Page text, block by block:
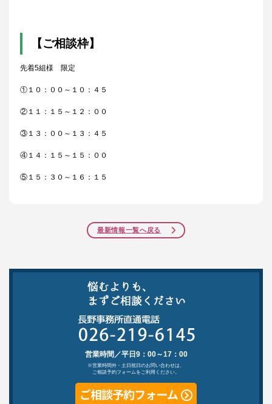
【ご相談枠】
先着5組様 限定
①１０：００～１０：４５
②１１：１５～１２：００
③１３：００～１３：４５
④１４：１５～１５：００
⑤１５：３０～１６：１５
最新情報一覧へ戻る
営業時間／平日9：00～17：00
※営業時間外・土日祝日のお問い合わせは、
ご相談予約フォームをご利用ください。